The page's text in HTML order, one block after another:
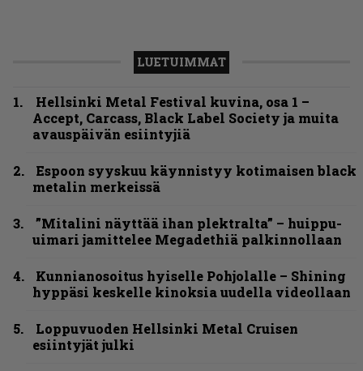
LUETUIMMAT
Hellsinki Metal Festival kuvina, osa 1 –
Accept, Carcass, Black Label Society ja muita
avauspäivän esiintyjiä
Espoon syyskuu käynnistyy kotimaisen black
metalin merkeissä
”Mitalini näyttää ihan plektralta” – huippu-
uimari jamittelee Megadethiä palkinnollaan
Kunnianosoitus hyiselle Pohjolalle – Shining
hyppäsi keskelle kinoksia uudella videollaan
Loppuvuoden Hellsinki Metal Cruisen
esiintyjät julki